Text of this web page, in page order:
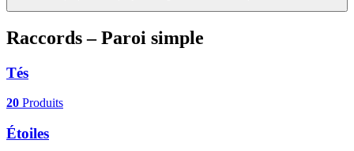
Raccords – Paroi simple
Tés
20 Produits
Étoiles